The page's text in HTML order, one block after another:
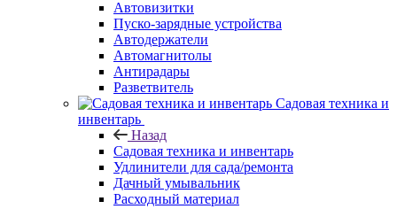
Автовизитки
Пуско-зарядные устройства
Автодержатели
Автомагнитолы
Антирадары
Разветвитель
Садовая техника и
инвентарь
Назад
Садовая техника и инвентарь
Удлинители для сада/ремонта
Дачный умывальник
Расходный материал